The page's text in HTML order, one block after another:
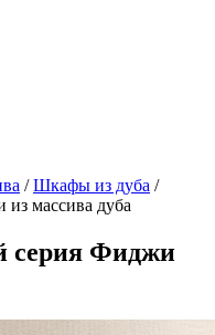
/Шкафы из дуба /
массива дуба
серия Фиджи